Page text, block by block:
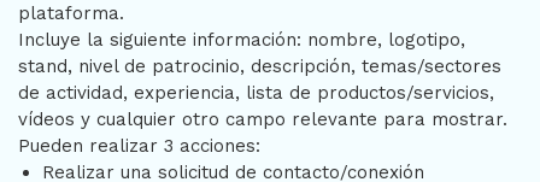
plataforma.
Incluye la siguiente información: nombre, logotipo,
stand, nivel de patrocinio, descripción, temas/sectores
de actividad, experiencia, lista de productos/servicios,
vídeos y cualquier otro campo relevante para mostrar.
Pueden realizar 3 acciones:
Realizar una solicitud de contacto/conexión